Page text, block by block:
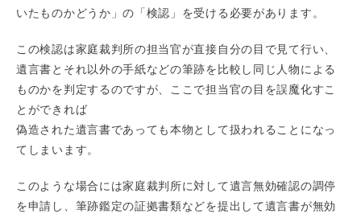
いたものかどうか」の「検認」を受ける必要があります。
この検認は家庭裁判所の担当官が直接自分の目で見て行い、
遺言書とそれ以外の手紙などの筆跡を比較し同じ人物による
ものかを判定するのですが、ここで担当官の目を誤魔化すこ
とができれば
偽造された遺言書であっても本物として扱われることになっ
てしまいます。
このような場合には家庭裁判所に対して遺言無効確認の調停
を申請し、筆跡鑑定の証拠書類などを提出して遺言書が無効